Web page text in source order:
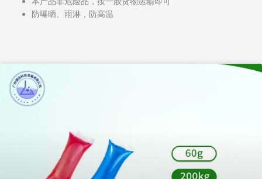
防曝晒、雨淋，防高温